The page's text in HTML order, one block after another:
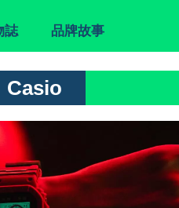
誌 品牌故事
Casio